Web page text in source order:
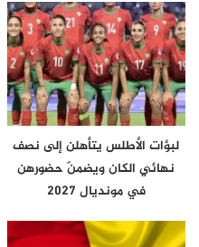
لبؤات الأطلس يتأهلن إلى نصف
نهائي الكان ويضمنّ حضورهن
في مونديال 2027